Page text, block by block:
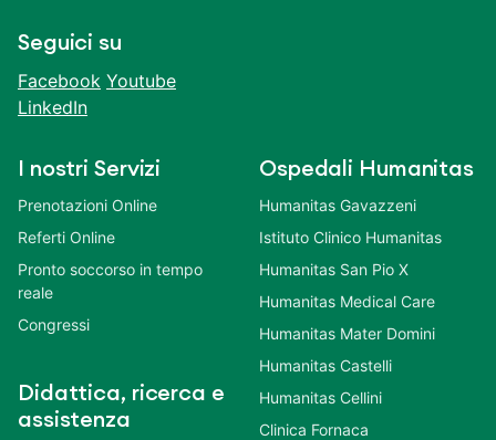
Seguici su
Facebook Youtube
LinkedIn
I nostri Servizi
Prenotazioni Online
Referti Online
Pronto soccorso in tempo
reale
Congressi
Didattica, ricerca e
assistenza
Ospedali Humanitas
Humanitas Gavazzeni
Istituto Clinico Humanitas
Humanitas San Pio X
Humanitas Medical Care
Humanitas Mater Domini
Humanitas Castelli
Humanitas Cellini
Clinica Fornaca